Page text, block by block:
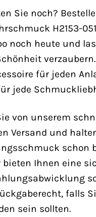
Sie noch?
H2153-
noch heute und
für jeden
jede
von unserem
Versand und
schon
bieten Ihnen eine
falls
sein sollten.